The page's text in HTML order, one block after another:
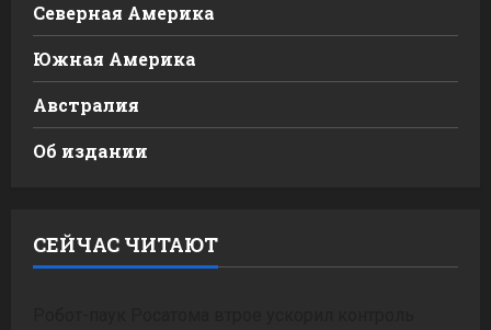
Северная Америка
Южная Америка
Австралия
Об издании
СЕЙЧАС ЧИТАЮТ